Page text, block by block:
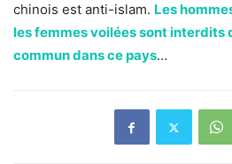
chinois est anti-islam. Les
les femmes voilées sont interdits
commun dans ce pays…